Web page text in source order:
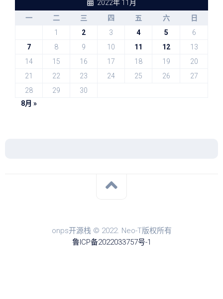
2022年 11月
一
二 三 四 五 六
日
1
2 3 4 5
6
7
8 9 10 11 12
13
14
15 16 17 18 19
20
21
22 23 24 25 26
27
28
29
30
8月 »
onps开源栈 © 2022. Neo-T版权所有
鲁ICP备2022033757号-1